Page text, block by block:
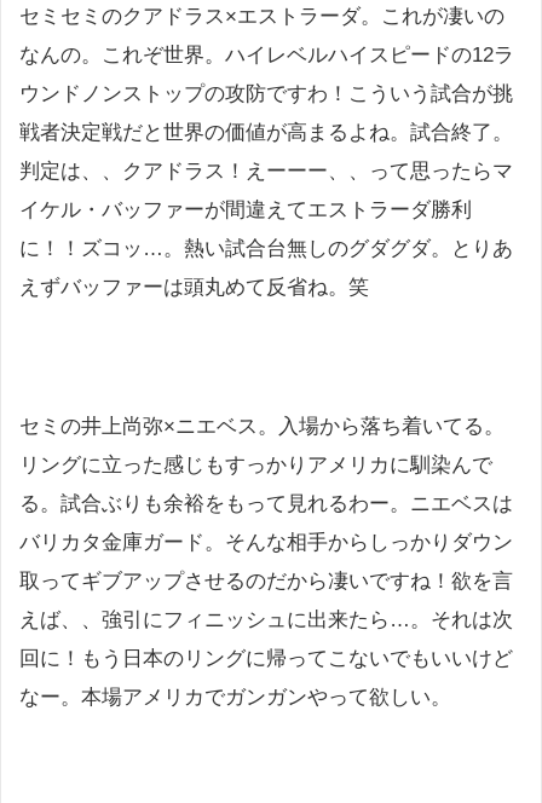
セミセミのクアドラス×エストラーダ。これが凄いの
なんの。これぞ世界。ハイレベルハイスピードの12ラ
ウンドノンストップの攻防ですわ！こういう試合が挑
戦者決定戦だと世界の価値が高まるよね。試合終了。
判定は、、クアドラス！えーーー、、って思ったらマ
イケル・バッファーが間違えてエストラーダ勝利
に！！ズコッ…。熱い試合台無しのグダグダ。とりあ
えずバッファーは頭丸めて反省ね。笑
セミの井上尚弥×ニエベス。入場から落ち着いてる。
リングに立った感じもすっかりアメリカに馴染んで
る。試合ぶりも余裕をもって見れるわー。ニエベスは
バリカタ金庫ガード。そんな相手からしっかりダウン
取ってギブアップさせるのだから凄いですね！欲を言
えば、、強引にフィニッシュに出来たら…。それは次
回に！もう日本のリングに帰ってこないでもいいけど
なー。本場アメリカでガンガンやって欲しい。